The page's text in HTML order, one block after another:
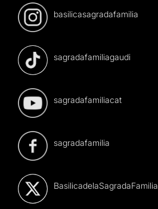
basilicasagradafamilia
sagradafamiliagaudi
sagradafamiliacat
sagradafamilia
BasilicadelaSagradaFamilia